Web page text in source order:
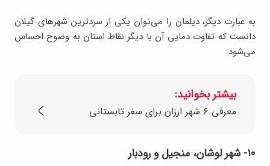
به عبارت دیگر، دیلمان را می‌توان یکی از سردترین شهرهای گیلان
دانست که تفاوت دمایی آن با دیگر نقاط استان به وضوح احساس
می‌شود.
بیشتر بخوانید:
معرفی ۶ شهر ارزان برای سفر تابستانی
۱۰- شهر لوشان، منجیل و رودبار